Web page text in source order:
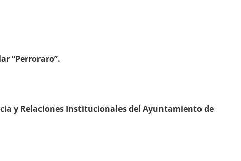
“Perroraro”.
y Relaciones Institucionales del Ayuntamiento de